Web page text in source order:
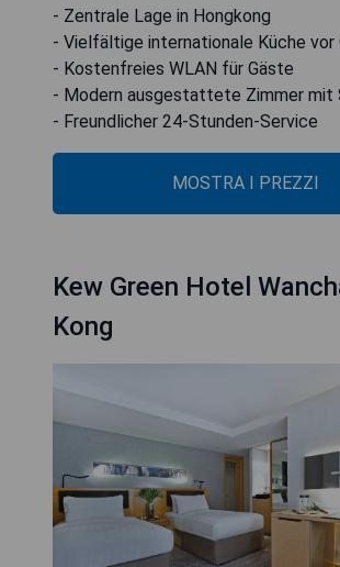
- Zentrale Lage in Hongkong
- Vielfältige internationale Küche vor
- Kostenfreies WLAN für Gäste
- Modern ausgestattete Zimmer
- Freundlicher 24-Stunden-Service
MOSTRA I PREZZI
Kew Green Hotel
Kong